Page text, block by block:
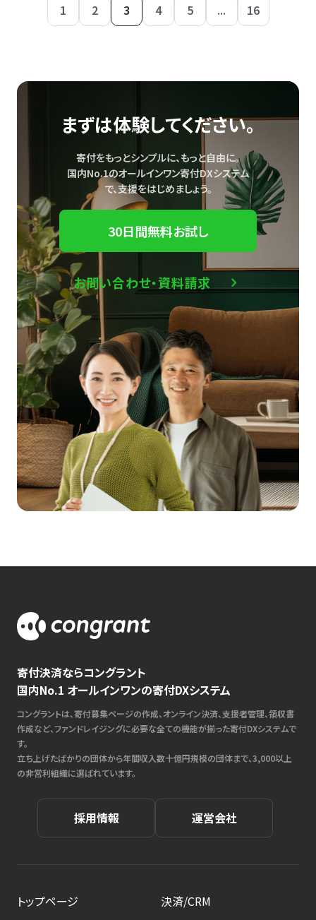
1 2 3 4 5 ... 16
まずは体験してください。
寄付をもっとシンプルに、もっと自由に。
国内No.1のオールインワン寄付DXシステム
で、支援をはじめましょう。
30日間無料お試し
お問い合わせ・資料請求
寄付決済ならコングラント
国内No.1 オールインワンの寄付DXシステム
コングラントは、寄付募集ページの作成、オンライン決済、支援者管理、領収書
作成など、ファンドレイジングに必要な全ての機能が揃った寄付DXシステムで
す。
立ち上げたばかりの団体から年間収入数十億円規模の団体まで、3,000以上
の非営利組織に選ばれています。
採用情報 運営会社
トップページ
決済/CRM